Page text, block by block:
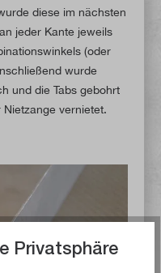
diese im nächsten
jeder Kante jeweils
(oder
wurde
und die Tabs gebohrt
vernietet.
Privatsphäre